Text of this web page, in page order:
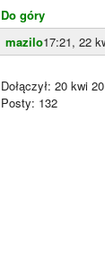
Do góry
mazilo17:21, 22
Dołączył: 20 kwi
Posty: 132